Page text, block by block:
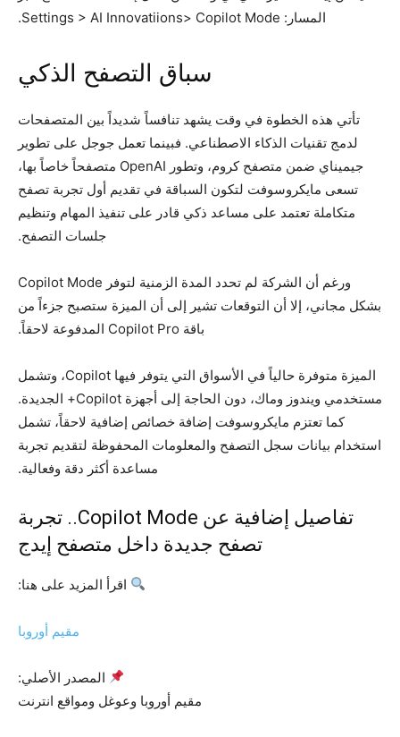
المسار: Settings > AI Innovatiions> Copilot Mode.
سباق التصفح الذكي
تأتي هذه الخطوة في وقت يشهد تنافساً شديداً بين المتصفحات
لدمج تقنيات الذكاء الاصطناعي. فبينما تعمل جوجل على تطوير
جيميناي ضمن متصفح كروم، وتطور OpenAI متصفحاً خاصاً بها،
تسعى مايكروسوفت لتكون السباقة في تقديم أول تجربة تصفح
متكاملة تعتمد على مساعد ذكي قادر على تنفيذ المهام وتنظيم
جلسات التصفح.
ورغم أن الشركة لم تحدد المدة الزمنية لتوفر Copilot Mode
بشكل مجاني، إلا أن التوقعات تشير إلى أن الميزة ستصبح جزءاً من
باقة Copilot Pro المدفوعة لاحقاً.
الميزة متوفرة حالياً في الأسواق التي يتوفر فيها Copilot، وتشمل
مستخدمي ويندوز وماك، دون الحاجة إلى أجهزة Copilot+ الجديدة.
كما تعتزم مايكروسوفت إضافة خصائص إضافية لاحقاً، تشمل
استخدام بيانات سجل التصفح والمعلومات المحفوظة لتقديم تجربة
مساعدة أكثر دقة وفعالية.
تفاصيل إضافية عن Copilot Mode.. تجربة
تصفح جديدة داخل متصفح إيدج
اقرأ المزيد على هنا:
مقيم أوروبا
المصدر الأصلي:
مقيم أوروبا وعوغل ومواقع انترنت